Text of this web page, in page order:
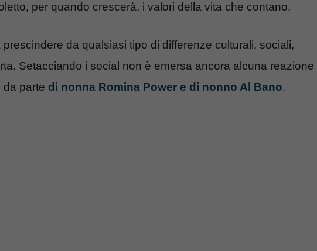
per quando crescerà, i valori della vita che contano.
da qualsiasi tipo di differenze culturali, sociali,
Setacciando i social non è emersa ancora alcuna reazione
da parte di nonna Romina Power e di nonno Al Bano.